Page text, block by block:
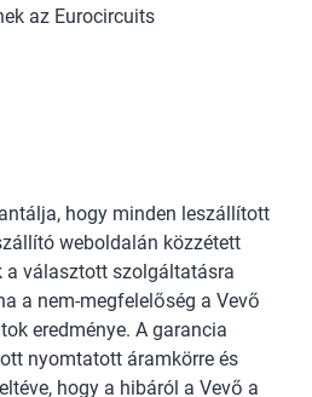
az Eurocircuits
hogy minden leszállított
weboldalán közzétett
választott szolgáltatásra
a nem-megfelelőség a Vevő
eredménye. A garancia
nyomtatott áramkörre és
hogy a hibáról a Vevő a